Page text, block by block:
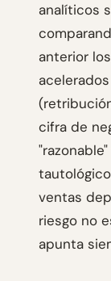
analíticos
anterior
cifra de
ventas
riesgo no
apunta